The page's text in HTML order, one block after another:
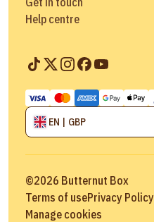
Help centre
EN | GBP
©2026 Butternut Box
Terms of usePrivacy Policy
Manage cookies